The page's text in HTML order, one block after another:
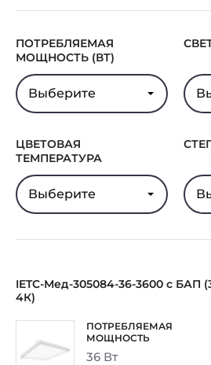
ПОТРЕБЛЯЕМАЯ
МОЩНОСТЬ (ВТ)
Выберите
ЦВЕТОВАЯ
ТЕМПЕРАТУРА
Выберите
IETC-Мед-305084-36-3600 с БАП
4К)
36 Вт